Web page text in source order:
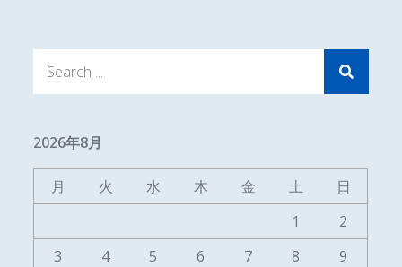
2026年8月
月 火 水 木 金 土
日
1
2
3
4 5 6 7 8
9